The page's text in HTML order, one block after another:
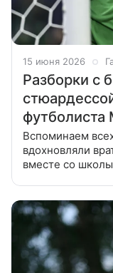
15 июня 2026
Разборки с
футболиста
Вспоминаем
вдохновляли
вместе со